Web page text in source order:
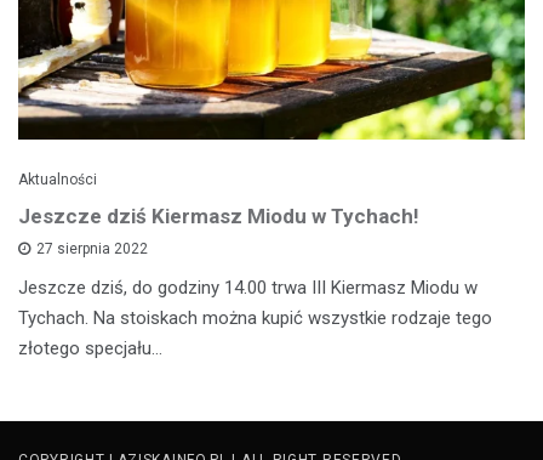
Aktualności
Jeszcze dziś Kiermasz Miodu w Tychach!
27 sierpnia 2022
Jeszcze dziś, do godziny 14.00 trwa III Kiermasz Miodu w
Tychach. Na stoiskach można kupić wszystkie rodzaje tego
złotego specjału…